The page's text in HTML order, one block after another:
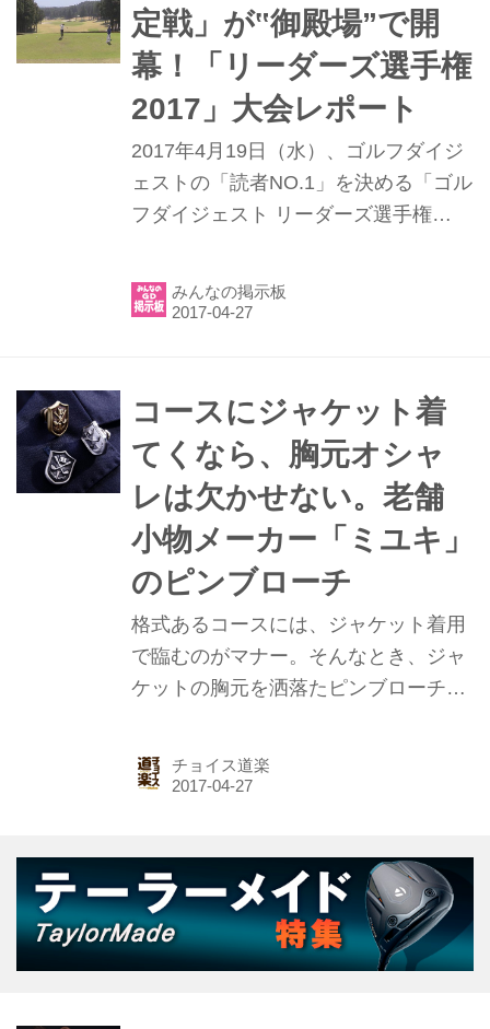
定戦」が‟御殿場”で開
幕！「リーダーズ選手権
2017」大会レポート
2017年4月19日（水）、ゴルフダイジ
ェストの「読者NO.1」を決める「ゴル
フダイジェスト リーダーズ選手権
開幕戦が、静岡県の太平洋クラブ御殿
場コースで行われた。三井住友VISA太
えしよう。
みんなの掲示板
コースにジャケット着
てくなら、胸元オシャ
レは欠かせない。老舗
小物メーカー「ミユキ」
のピンブローチ
格式あるコースには、ジャケット着用
で臨むのがマナー。そんなとき、ジャ
ケットの胸元を洒落たピンブローチで
レム型ピンブローチを紹介しよう。
チョイス道楽